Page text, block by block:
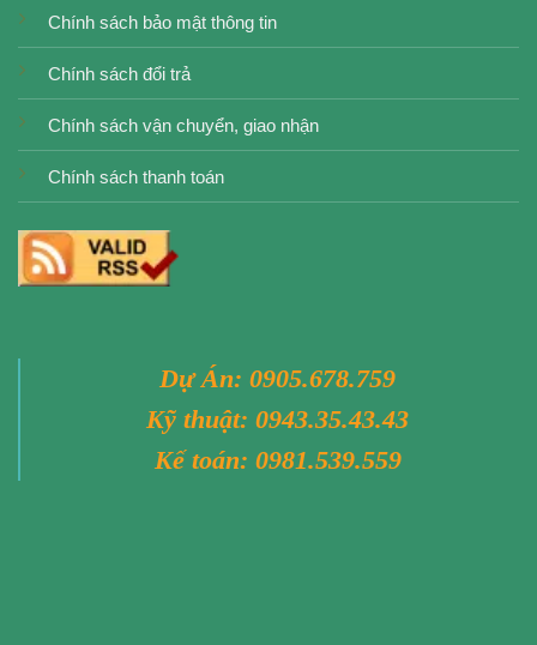
Chính sách bảo mật thông tin
Chính sách đổi trả
Chính sách vận chuyển, giao nhận
Chính sách thanh toán
Dự Án: 0905.678.759
Kỹ thuật: 0943.35.43.43
Kế toán: 0981.539.559